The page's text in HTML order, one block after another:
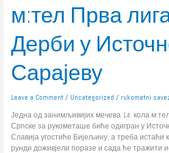
м:тел Прва
Дерби у
Сарајеву
Leave a Comment / Uncategorized / rukometni
Једна од занимљивијих мечева 14. кола
Српске за рукометаше биће одигран у
Славија угостиће Бијељину, а треба истаћи
рунди доживјели поразе и сада ће тражити